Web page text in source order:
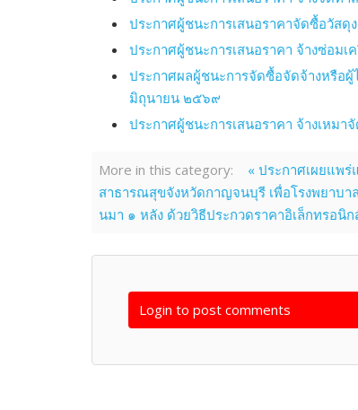
ประกาศผู้ชนะการเสนอราคาจัดซื้อวัสดุ
ประกาศผู้ชนะการเสนอราคา จ้างซ่อม
ประกาศผลผู้ชนะการจัดซื้อจัดจ้างหรือ
มิถุนายน ๒๕๖๙
ประกาศผู้ชนะการเสนอราคา จ้างเหม
More in this category:
« ประกาศเผยแพ
สาธารณสุขจังหวัดกาญจนบุรี เพื่อโรงพยาบ
นมา ๑ หลัง ด้วยวิธีประกวดราคาอิเล็กทรอนิ
Login to post comments